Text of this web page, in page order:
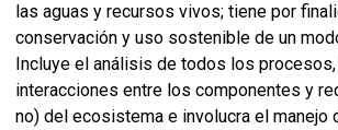
las aguas y recursos vivos; tiene por
conservación y uso sostenible de un
Incluye el análisis de todos los
interacciones entre los componentes y
no) del ecosistema e involucra el manejo